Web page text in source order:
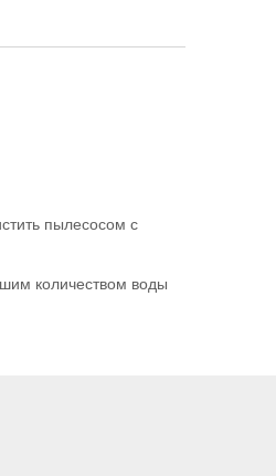
пылесосом с
количеством воды